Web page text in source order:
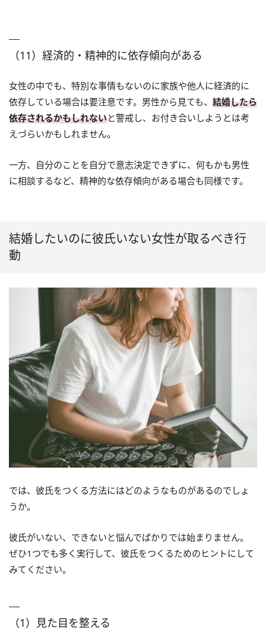
（11）経済的・精神的に依存傾向がある
女性の中でも、特別な事情もないのに家族や他人に経済的に
依存している場合は要注意です。男性から見ても、 結婚したら
依存されるかもしれないと警戒し、お付き合いしようとは考
えづらいかもしれません。
一方、自分のことを自分で意志決定できずに、何もかも男性
に相談するなど、精神的な依存傾向がある場合も同様です。
結婚したいのに彼氏いない女性が取るべき行
動
では、彼氏をつくる方法にはどのようなものがあるのでしょ
うか。
彼氏がいない、できないと悩んでばかりでは始まりません。
ぜひ1つでも多く実行して、彼氏をつくるためのヒントにして
みてください。
（1）見た目を整える